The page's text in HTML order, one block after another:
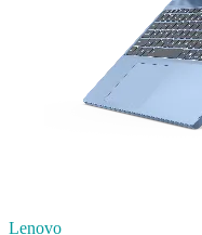
Lenovo